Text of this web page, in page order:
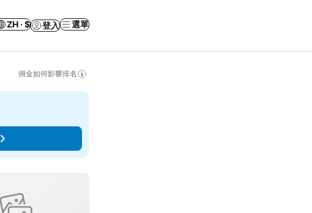
ZH · $ 登入 選單
佣金如何影響排名